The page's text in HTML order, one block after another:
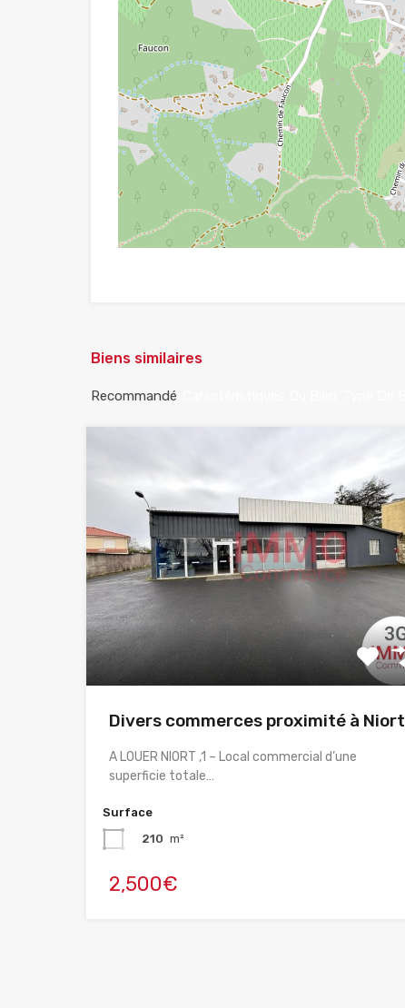
Biens similaires
Recommandé
Divers commerces proximité à Niort
A LOUER NIORT ,1 – Local commercial d’une
superficie totale…
Surface
210 m²
2,500€